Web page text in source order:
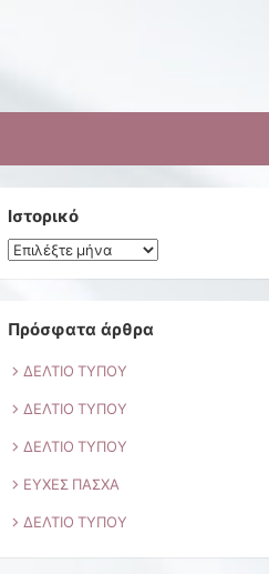
Ιστορικό
Ιστορικό
Πρόσφατα άρθρα
ΔΕΛΤΙΟ ΤΥΠΟΥ
ΔΕΛΤΙΟ ΤΥΠΟΥ
ΔΕΛΤΙΟ ΤΥΠΟΥ
ΕΥΧΕΣ ΠΑΣΧΑ
ΔΕΛΤΙΟ ΤΥΠΟΥ